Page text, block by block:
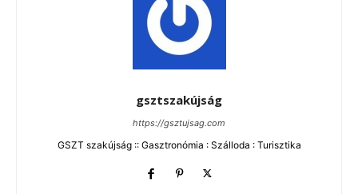
gsztszakújság
https://gsztujsag.com
GSZT szakújság :: Gasztronómia : Szálloda : Turisztika